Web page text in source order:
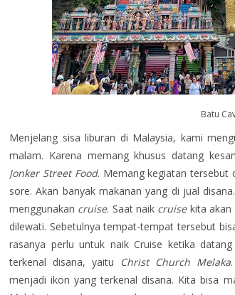
Batu
Menjelang sisa liburan di Malaysia, kami
malam. Karena memang khusus datang
Jonker Street Food. Memang kegiatan tersebut
sore. Akan banyak makanan yang di jual
menggunakan cruise. Saat naik cruise kita akan
dilewati. Sebetulnya tempat-tempat tersebut
rasanya perlu untuk naik Cruise ketika
terkenal disana, yaitu
Christ Church Melaka
menjadi ikon yang terkenal disana. Kita bisa